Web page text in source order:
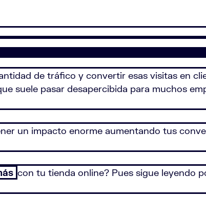
de tráfico y convertir esas visitas en
suele pasar desapercibida para muchos
un impacto enorme aumentando tus
con tu tienda online? Pues sigue leyendo